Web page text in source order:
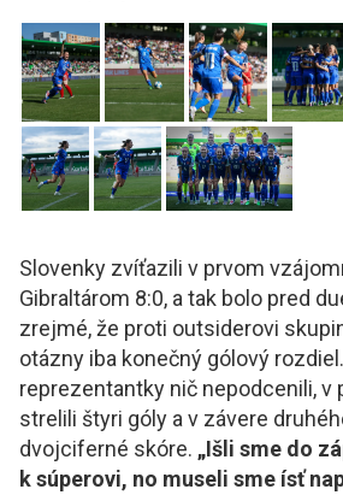
Slovenky zvíťazili v prvom
Gibraltárom 8:0, a tak bolo pred
zrejmé, že proti outsiderovi
otázny iba konečný gólový
reprezentantky nič nepodcenili, v
strelili štyri góly a v závere
dvojciferné skóre. „Išli sme do
k súperovi, no museli sme ísť